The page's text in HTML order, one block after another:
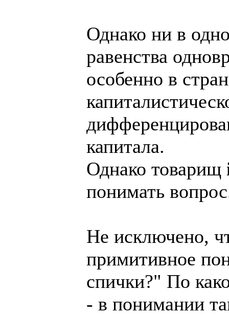
Однако ни в
равенства
особенно в
капитала.
Однако товарищ
понимать
Не исключено,
примитивное
спички?" По
- в понимании